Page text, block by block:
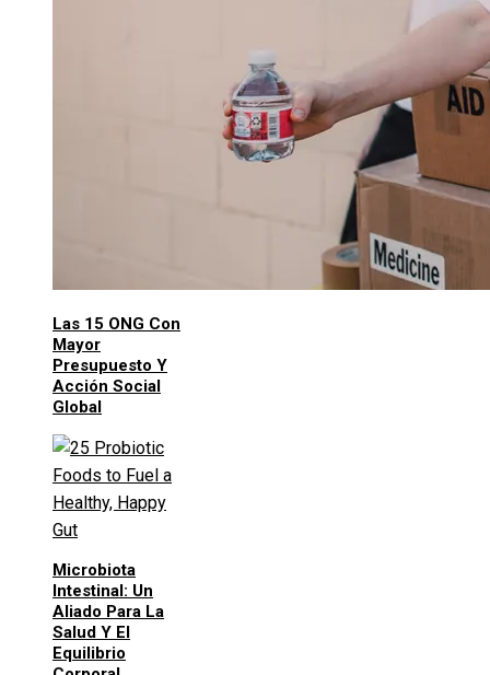
Las 15 ONG Con
Mayor
Presupuesto Y
Acción Social
Global
Microbiota
Intestinal: Un
Aliado Para La
Salud Y El
Equilibrio